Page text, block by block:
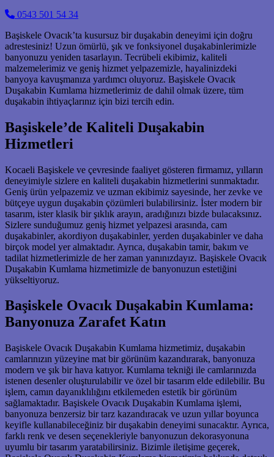
0543 501 54 34
Başiskele Ovacık’ta kusursuz bir duşakabin deneyimi için doğru
adrestesiniz! Uzun ömürlü, şık ve fonksiyonel duşakabinlerimizle
banyonuzu yeniden tasarlayın. Tecrübeli ekibimiz, kaliteli
malzemelerimiz ve geniş hizmet yelpazemizle, hayalinizdeki
banyoya kavuşmanıza yardımcı oluyoruz. Başiskele Ovacık
Duşakabin Kumlama hizmetlerimiz de dahil olmak üzere, tüm
duşakabin ihtiyaçlarınız için bizi tercih edin.
Başiskele’de Kaliteli Duşakabin
Hizmetleri
Kocaeli Başiskele ve çevresinde faaliyet gösteren firmamız, yılların
deneyimiyle sizlere en kaliteli duşakabin hizmetlerini sunmaktadır.
Geniş ürün yelpazemiz ve uzman ekibimiz sayesinde, her zevke ve
bütçeye uygun duşakabin çözümleri bulabilirsiniz. İster modern bir
tasarım, ister klasik bir şıklık arayın, aradığınızı bizde bulacaksınız.
Sizlere sunduğumuz geniş hizmet yelpazesi arasında, cam
duşakabinler, akordiyon duşakabinler, yerden duşakabinler ve daha
birçok model yer almaktadır. Ayrıca, duşakabin tamir, bakım ve
tadilat hizmetlerimizle de her zaman yanınızdayız. Başiskele Ovacık
Duşakabin Kumlama hizmetimizle de banyonuzun estetiğini
yükseltiyoruz.
Başiskele Ovacık Duşakabin Kumlama:
Banyonuza Zarafet Katın
Başiskele Ovacık Duşakabin Kumlama hizmetimiz, duşakabin
camlarınızın yüzeyine mat bir görünüm kazandırarak, banyonuza
modern ve şık bir hava katıyor. Kumlama tekniği ile camlarınızda
istenen desenler oluşturulabilir ve özel bir tasarım elde edilebilir. Bu
işlem, camın dayanıklılığını etkilemeden estetik bir görünüm
sağlamaktadır. Başiskele Ovacık Duşakabin Kumlama işlemi,
banyonuza benzersiz bir tarz kazandıracak ve uzun yıllar boyunca
keyifle kullanabileceğiniz bir duşakabin deneyimi sunacaktır. Ayrıca,
farklı renk ve desen seçenekleriyle banyonuzun dekorasyonuna
uyumlu bir tasarım yaratabilirsiniz. Bizimle iletişime geçerek,